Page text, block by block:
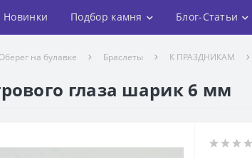
Новинки Подбор камня Блог-Статьи
Оберег на булавке Браслеты К ПРАЗДНИКАМ
глаза шарик 6 мм